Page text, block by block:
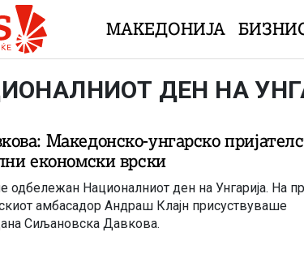
МАКЕДОНИЈА
ДЕН НА
Македонско-унгарско
економски врски
одбележан Националниот ден на Унгарија. На
амбасадор Андраш Клајн присуствуваше
Сиљановска Давкова.